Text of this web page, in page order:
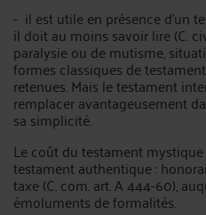
- il est utile en présence d'un
il doit au moins savoir lire (C.
paralysie ou de mutisme,
formes classiques de
retenues. Mais le testament
remplacer avantageusement
sa simplicité.
Le coût du testament
testament authentique :
taxe (C. com. art. A 444-60),
émoluments de formalités.